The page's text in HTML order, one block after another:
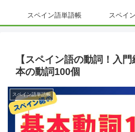
スペイン語単語帳
【スペイン語の動詞！入
本の動詞100個
スペイン語単語帳